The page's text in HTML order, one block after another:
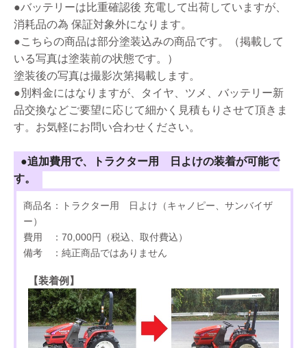
●バッテリーは比重確認後 充電して出荷していますが、
消耗品の為 保証対象外になります。
●こちらの商品は部分塗装込みの商品です。（掲載して
いる写真は塗装前の状態です。）
塗装後の写真は撮影次第掲載します。
●別料金にはなりますが、タイヤ、ツメ、バッテリー新
品交換などご要望に応じて細かく見積もりさせて頂きま
す。お気軽にお問い合わせください。
●追加費用で、トラクター用 日よけの装着が可能で
す。
商品名：トラクター用 日よけ（キャノピー、サンバイザ
ー）
費用 ：70,000円（税込、取付費込）
備考 ：純正商品ではありません
【装着例】